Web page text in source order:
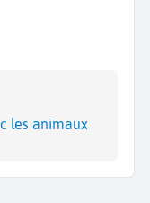
les animaux